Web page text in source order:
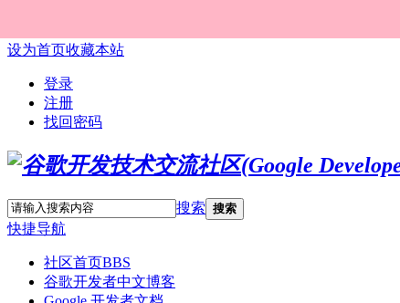
设为首页收藏本站
登录
注册
找回密码
搜索 搜索
快捷导航
社区首页BBS
谷歌开发者中文博客